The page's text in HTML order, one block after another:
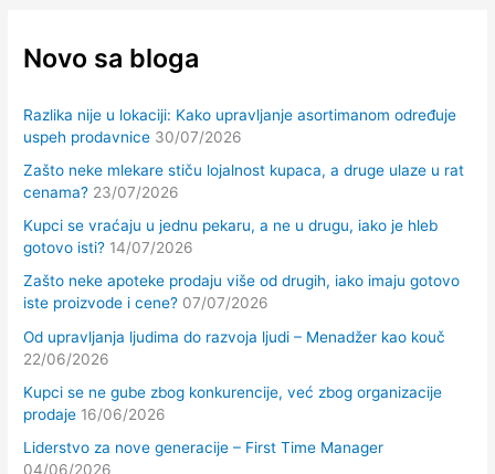
Novo sa bloga
Razlika nije u lokaciji: Kako upravljanje asortimanom određuje
uspeh prodavnice 30/07/2026
Zašto neke mlekare stiču lojalnost kupaca, a druge ulaze u rat
cenama? 23/07/2026
Kupci se vraćaju u jednu pekaru, a ne u drugu, iako je hleb
gotovo isti? 14/07/2026
Zašto neke apoteke prodaju više od drugih, iako imaju gotovo
iste proizvode i cene? 07/07/2026
Od upravljanja ljudima do razvoja ljudi – Menadžer kao kouč
22/06/2026
Kupci se ne gube zbog konkurencije, već zbog organizacije
prodaje 16/06/2026
Liderstvo za nove generacije – First Time Manager
04/06/2026